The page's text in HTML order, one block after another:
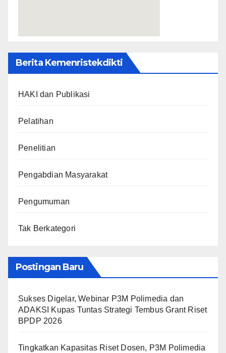
Berita Kemenristekdikti
HAKI dan Publikasi
Pelatihan
Penelitian
Pengabdian Masyarakat
Pengumuman
Tak Berkategori
Postingan Baru
Sukses Digelar, Webinar P3M Polimedia dan
ADAKSI Kupas Tuntas Strategi Tembus Grant Riset
BPDP 2026
Tingkatkan Kapasitas Riset Dosen, P3M Polimedia